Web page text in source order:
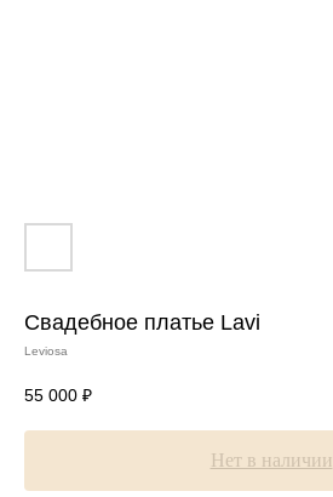
Свадебное платье Lavi
Leviosa
55 000 ₽
Нет в наличии